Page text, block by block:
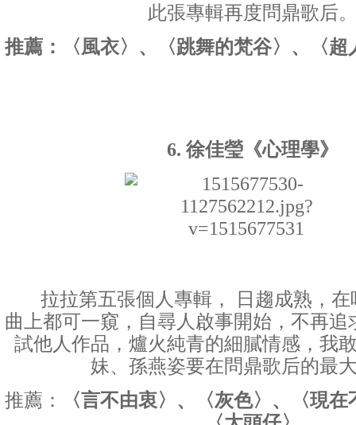
此張專輯再度問鼎歌后
推薦：〈風衣〉、〈跳舞的梵谷〉、〈超
6. 徐佳瑩 《心理學》
拉拉第五張個人專輯， 日趨成熟，在
曲上都可一窺，自尋人啟事開始，不再追
試他人作品，爐火純青的細膩情感，我
妹、孫燕姿要在問鼎歌后的最
推薦：
〈言不由衷〉、〈灰色〉、〈現